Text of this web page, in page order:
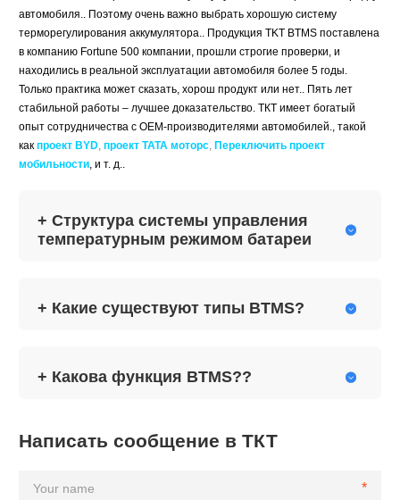
автомобиля.. Поэтому очень важно выбрать хорошую систему
терморегулирования аккумулятора.. Продукция TKT BTMS поставлена
​​в компанию Fortune 500 компании, прошли строгие проверки, и
находились в реальной эксплуатации автомобиля более 5 годы.
Только практика может сказать, хорош продукт или нет.. Пять лет
стабильной работы – лучшее доказательство. ТКТ имеет богатый
опыт сотрудничества с OEM-производителями автомобилей., такой
как проект BYD, проект ТАТА моторс, Переключить проект
мобильности, и т. д..
+ Структура системы управления
температурным режимом батареи

+ Какие существуют типы BTMS? 
+ Какова функция BTMS?? 
Написать сообщение в ТКТ